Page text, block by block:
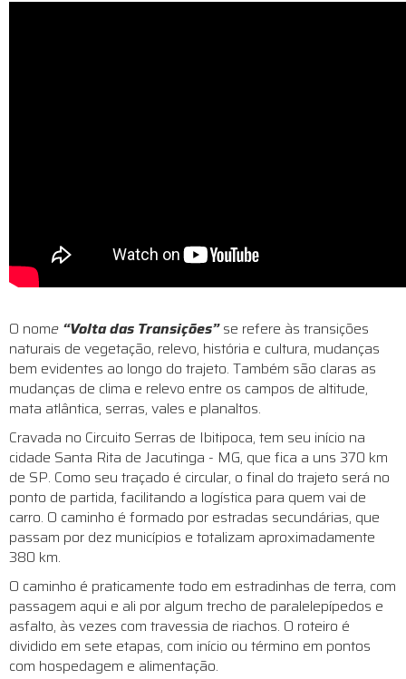
O nome “Volta das Transições”se refere às transições
naturais de vegetação, relevo, história e cultura, mudanças
bem evidentes ao longo do trajeto. Também são claras as
mudanças de clima e relevo entre os campos de altitude,
mata atlântica, serras, vales e planaltos.
Cravada no Circuito Serras de Ibitipoca, tem seu início na
cidade Santa Rita de Jacutinga - MG, que fica a uns 370 km
de SP. Como seu traçado é circular, o final do trajeto será no
ponto de partida, facilitando a logística para quem vai de
carro. O caminho é formado por estradas secundárias, que
passam por dez municípios e totalizam aproximadamente
380 km.
O caminho é praticamente todo em estradinhas de terra, com
passagem aqui e ali por algum trecho de paralelepípedos e
asfalto, às vezes com travessia de riachos. O roteiro é
dividido em sete etapas, com início ou término em pontos
com hospedagem e alimentação.